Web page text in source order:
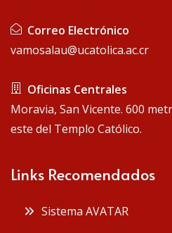
Correo Electrónico
vamosalau@ucatolica.ac.cr
Oficinas Centrales
Moravia, San Vicente. 600
este del Templo Católico.
Links Recomendados
Sistema AVATAR